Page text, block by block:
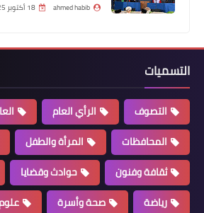
ahmed habib 18 أكتوبر 2025
التسميات
التصوف الرأي العام
المحافظات
المرأة والطفل
ثقافة وفنون
حوادث وقضايا
رياضة
صحة وأسرة